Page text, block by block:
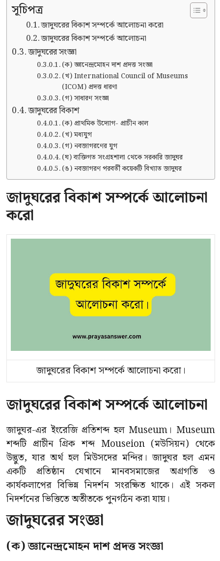
সূচিপত্র
জাদুঘরের বিকাশ সম্পর্কে আলোচনা করো
জাদুঘরের বিকাশ সম্পর্কে আলোচনা
জাদুঘরের সংজ্ঞা
(ক) জ্ঞানেন্দ্রমোহন দাশ প্রদত্ত সংজ্ঞা
(খ) International Council of Museums
(ICOM) প্রদত্ত ধারণা
(গ) সাধারণ সংজ্ঞা
জাদুঘরের বিকাশ
(ক) প্রাথমিক উদ্যোগ- প্রাচীন কাল
(খ) মধ্যযুগ
(গ) নবজাগরণের যুগ
(ঘ) ব্যক্তিগত সংগ্রহশালা থেকে সরকারি জাদুঘর
(ঙ) নবজাগরণ পরবর্তী কয়েকটি বিখ্যাত জাদুঘর
জাদুঘরের বিকাশ সম্পর্কে আলোচনা
করো
জাদুঘরের বিকাশ সম্পর্কে আলোচনা করো।
জাদুঘরের বিকাশ সম্পর্কে আলোচনা
জাদুঘর-এর ইংরেজি প্রতিশব্দ হল Museum। Museum
শব্দটি প্রাচীন গ্রিক শব্দ Mouseion (মউসিয়ন) থেকে
উদ্ভুত, যার অর্থ হল মিউসদের মন্দির। জাদুঘর হল এমন
একটি প্রতিষ্ঠান যেখানে মানবসমাজের অগ্রগতি ও
কার্যকলাপের বিভিন্ন নিদর্শন সংরক্ষিত থাকে। এই সকল
নিদর্শনের ভিত্তিতে অতীতকে পুনর্গঠন করা যায়।
জাদুঘরের সংজ্ঞা
(ক) জ্ঞানেন্দ্রমোহন দাশ প্রদত্ত সংজ্ঞা